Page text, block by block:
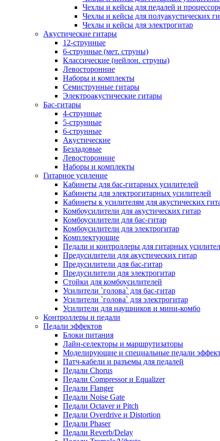
Чехлы и кейсы для педалей и
Чехлы и кейсы для полуакустических
Чехлы и кейсы для электрогитар
Акустические гитары
12-струнные
6-струнные (мет. струны)
Классические (нейлон. струны)
Левосторонние
Наборы и комплекты
Семиструнные гитары
Электроакустические гитары
Бас-гитары
4-струнные
5-струнные
6-струнные
Акустические
Безладовые
Левосторонние
Наборы и комплекты
Гитарное усиление
Кабинеты для бас-гитарных усилителей
Кабинеты для электрогитарных усилителей
Кабинеты к усилителям для акустических
Комбоусилители для акустических гитар
Комбоусилители для бас-гитар
Комбоусилители для электрогитар
Комплектующие
Педали и контроллеры для гитарных
Предусилители для акустических гитар
Предусилители для бас-гитар
Предусилители для электрогитар
Стойки для комбоусилителей
Усилители `голова` для бас-гитар
Усилители `голова` для электрогитар
Усилители для наушников и мини-комбо
Контроллеры и педали
Педали эффектов
Блоки питания
Лайн-селекторы и маршрутизаторы
Моделирующие и специальные педали
Патч-кабели и разъемы для педалей
Педали Chorus
Педали Compressor и Equalizer
Педали Flanger
Педали Noise Gate
Педали Octaver и Pitch
Педали Overdrive и Distortion
Педали Phaser
Педали Reverb/Delay